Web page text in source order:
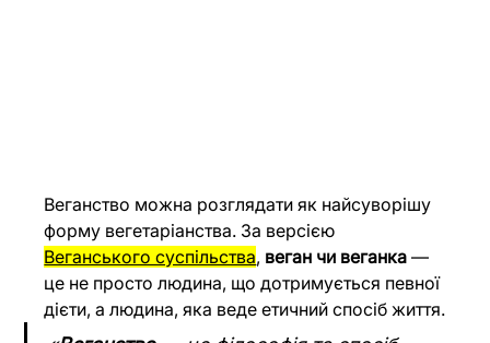
Веганство можна розглядати як найсуворішу
форму вегетаріанства. За версією
Веганського суспільства, веган чи веганка —
це не просто людина, що дотримується певної
дієти, а людина, яка веде етичний спосіб життя.